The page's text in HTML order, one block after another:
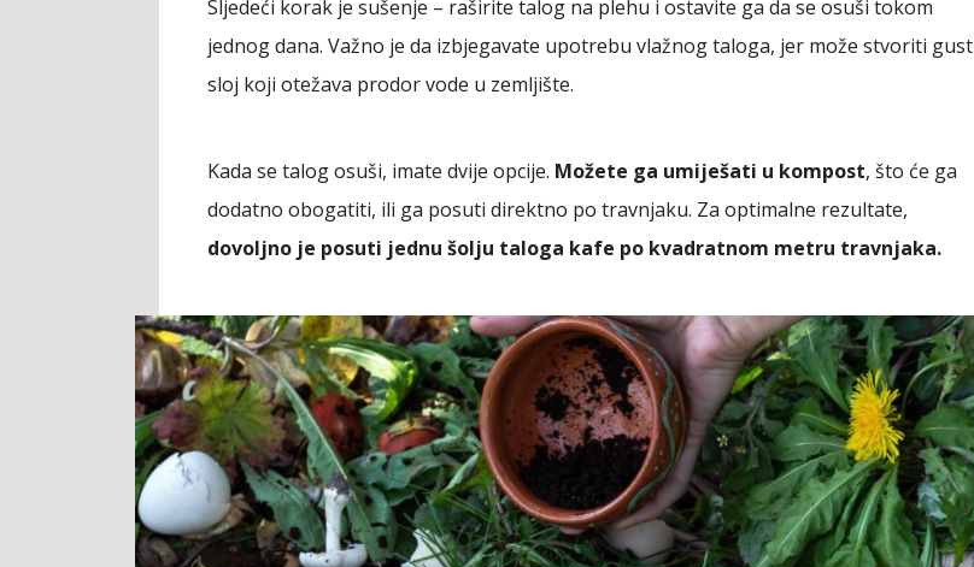
Sljedeći korak je sušenje – raširite talog na plehu i ostavite ga da se osuši tokom
jednog dana. Važno je da izbjegavate upotrebu vlažnog taloga, jer može stvoriti gust
sloj koji otežava prodor vode u zemljište.
Kada se talog osuši, imate dvije opcije. Možete ga umiješati u kompost, što će ga
dodatno obogatiti, ili ga posuti direktno po travnjaku. Za optimalne rezultate,
dovoljno je posuti jednu šolju taloga kafe po kvadratnom metru travnjaka.